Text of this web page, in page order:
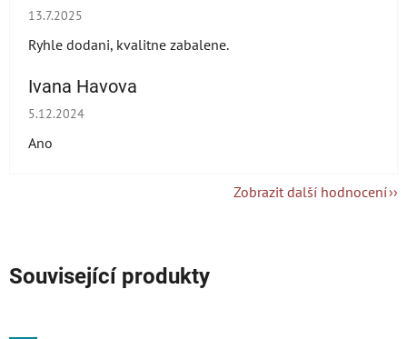
Hodnocení obchodu je 5 z 5 hvězdiček.
13.7.2025
Ryhle dodani, kvalitne zabalene.
Ivana Havova
Hodnocení obchodu je 5 z 5 hvězdiček.
5.12.2024
Ano
Zobrazit další hodnocení
Související produkty